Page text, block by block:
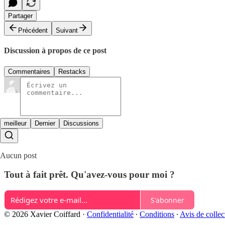
Partager
Précédent
Suivant
Discussion à propos de ce post
Commentaires Restacks
meilleur Dernier Discussions
Aucun post
Tout à fait prêt. Qu'avez-vous pour moi ?
S'abonner
© 2026 Xavier Coiffard · Confidentialité ∙ Conditions ∙ Avis de